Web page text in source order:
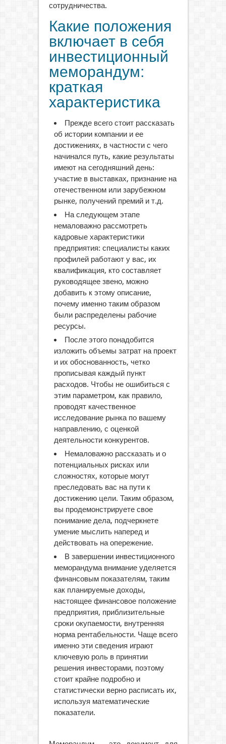
сотрудничества.
Какие положения
включает в себя
инвестиционный
меморандум:
краткая
характеристика
Прежде всего стоит рассказать
об истории компании и ее
достижениях, в частности с чего
начинался путь, какие результаты
имеют на сегодняшний день:
участие в выставках, признание на
отечественном или зарубежном
рынке, получений премий и т.д.
На следующем этапе
немаловажно рассмотреть
кадровые характеристики
предприятия: специалисты каких
профилей работают у вас, их
квалификация, кто составляет
руководящее звено, можно
добавить к этому описание,
почему именно таким образом
были распределены рабочие
ресурсы.
После этого понадобится
изложить объемы затрат на проект
и их обоснованность, четко
прописывая каждый пункт
расходов. Чтобы не ошибиться с
этим параметром, как правило,
проводят качественное
исследование рынка по вашему
направлению, с оценкой
деятельности конкурентов.
Немаловажно рассказать и о
потенциальных рисках или
сложностях, которые могут
преследовать вас на пути к
достижению цели. Таким образом,
вы продемонстрируете свое
понимание дела, подчеркнете
умение мыслить наперед и
действовать на опережение.
В завершении инвестиционного
меморандума внимание уделяется
финансовым показателям, таким
как планируемые доходы,
настоящее финансовое положение
предприятия, приблизительные
сроки окупаемости, внутренняя
норма рентабельности. Чаще всего
именно эти сведения играют
ключевую роль в принятии
решения инвесторами, поэтому
стоит крайне подробно и
статистически верно расписать их,
используя математические
показатели.